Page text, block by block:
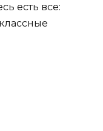
есть все: